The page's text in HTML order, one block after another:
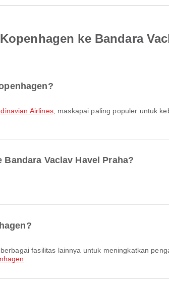
ke Bandara
Airlines, maskapai paling populer untuk
Vaclav Havel Praha?